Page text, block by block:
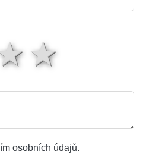
4
3 hvězdy
osobních údajů.